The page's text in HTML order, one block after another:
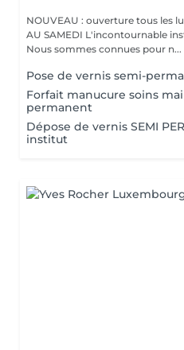
NOUVEAU : ouverture tous les
AU SAMEDI L'incontournable institut de beauté à Luxembourg.
Nous sommes connues pour n...
Pose de vernis semi-
Forfait manucure soins
permanent
Dépose de vernis SEMI
institut